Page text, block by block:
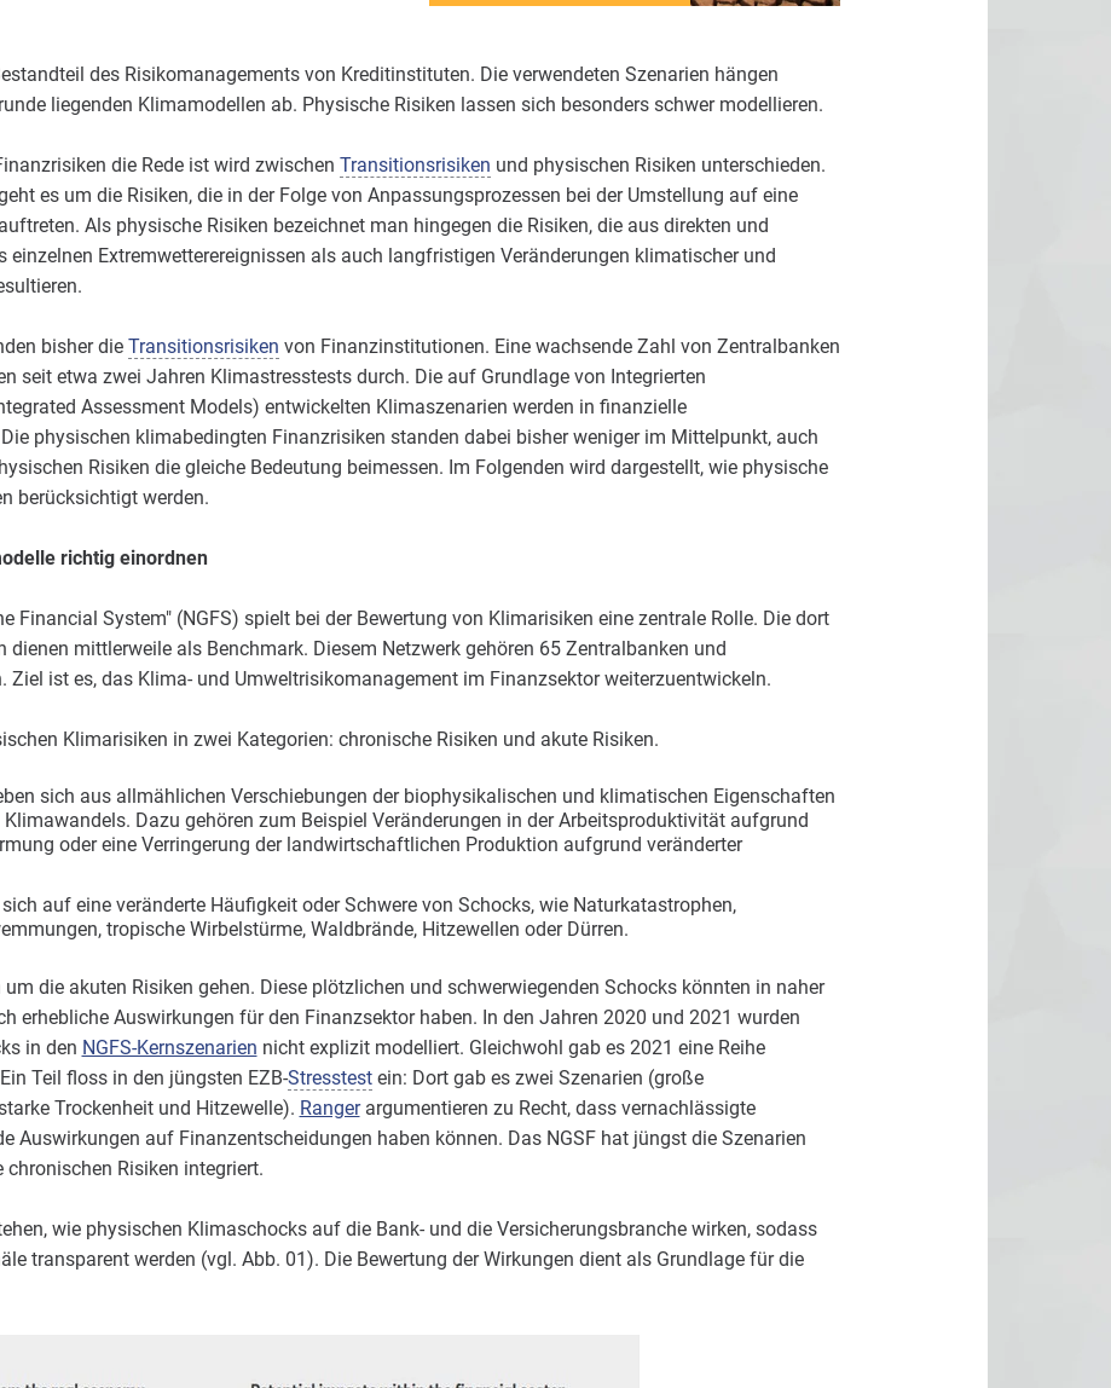
des Risikomanagements von Kreditinstituten. Die verwendeten Szenarien hängen
liegenden Klimamodellen ab. Physische Risiken lassen sich besonders schwer modellieren.
die Rede ist wird zwischen Transitionsrisiken und physischen Risiken unterschieden.
es um die Risiken, die in der Folge von Anpassungsprozessen bei der Umstellung auf eine
Als physische Risiken bezeichnet man hingegen die Risiken, die aus direkten und
einzelnen Extremwetterereignissen als auch langfristigen Veränderungen klimatischer und
bisher die Transitionsrisiken von Finanzinstitutionen. Eine wachsende Zahl von Zentralbanken
seit etwa zwei Jahren Klimastresstests durch. Die auf Grundlage von Integrierten
Assessment Models) entwickelten Klimaszenarien werden in finanzielle
physischen klimabedingten Finanzrisiken standen dabei bisher weniger im Mittelpunkt, auch
Risiken die gleiche Bedeutung beimessen. Im Folgenden wird dargestellt, wie physische
berücksichtigt werden.
richtig einordnen
Financial System" (NGFS) spielt bei der Bewertung von Klimarisiken eine zentrale Rolle. Die dort
mittlerweile als Benchmark. Diesem Netzwerk gehören 65 Zentralbanken und
Ziel ist es, das Klima- und Umweltrisikomanagement im Finanzsektor weiterzuentwickeln.
Klimarisiken in zwei Kategorien: chronische Risiken und akute Risiken.
sich aus allmählichen Verschiebungen der biophysikalischen und klimatischen Eigenschaften
Dazu gehören zum Beispiel Veränderungen in der Arbeitsproduktivität aufgrund
oder eine Verringerung der landwirtschaftlichen Produktion aufgrund veränderter
auf eine veränderte Häufigkeit oder Schwere von Schocks, wie Naturkatastrophen,
tropische Wirbelstürme, Waldbrände, Hitzewellen oder Dürren.
um die akuten Risiken gehen. Diese plötzlichen und schwerwiegenden Schocks könnten in naher
erhebliche Auswirkungen für den Finanzsektor haben. In den Jahren 2020 und 2021 wurden
in den NGFS-Kernszenarien nicht explizit modelliert. Gleichwohl gab es 2021 eine Reihe
Teil floss in den jüngsten EZB-Stresstestein: Dort gab es zwei Szenarien (große
Trockenheit und Hitzewelle). Rangerargumentieren zu Recht, dass vernachlässigte
Auswirkungen auf Finanzentscheidungen haben können. Das NGSF hat jüngst die Szenarien
Risiken integriert.
wie physischen Klimaschocks auf die Bank- und die Versicherungsbranche wirken, sodass
transparent werden (vgl. Abb. 01). Die Bewertung der Wirkungen dient als Grundlage für die